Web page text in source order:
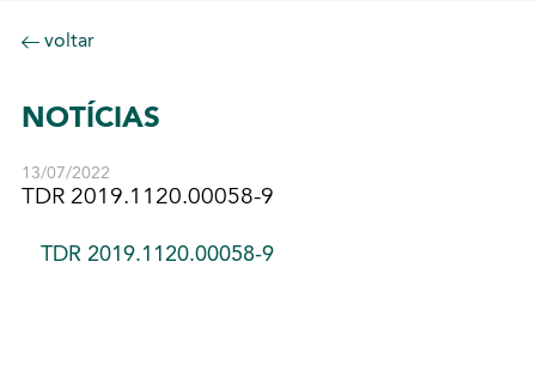
voltar
NOTÍCIAS
13/07/2022
TDR 2019.1120.00058-9
TDR 2019.1120.00058-9